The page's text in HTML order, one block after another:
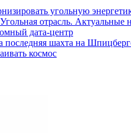
угольную
отрасль. Актуальные
дата‑центр
последняя шахта на
космос